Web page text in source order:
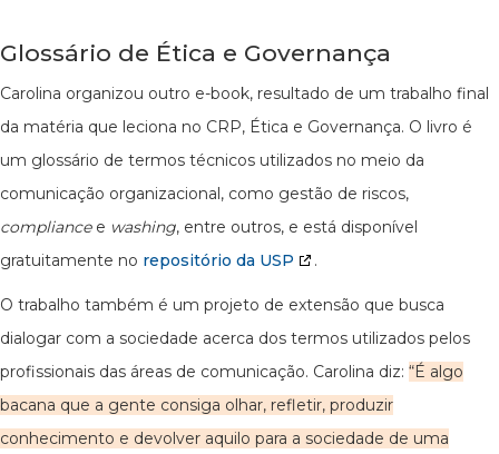
Glossário de Ética e Governança
Carolina organizou outro e-book, resultado de um trabalho final
da matéria que leciona no CRP, Ética e Governança. O livro é
um glossário de termos técnicos utilizados no meio da
comunicação organizacional, como gestão de riscos,
compliancee washing, entre outros, e está disponível
gratuitamente no repositório da USP .
O trabalho também é um projeto de extensão que busca
dialogar com a sociedade acerca dos termos utilizados pelos
profissionais das áreas de comunicação. Carolina diz: “É algo
bacana que a gente consiga olhar, refletir, produzir
conhecimento e devolver aquilo para a sociedade de uma